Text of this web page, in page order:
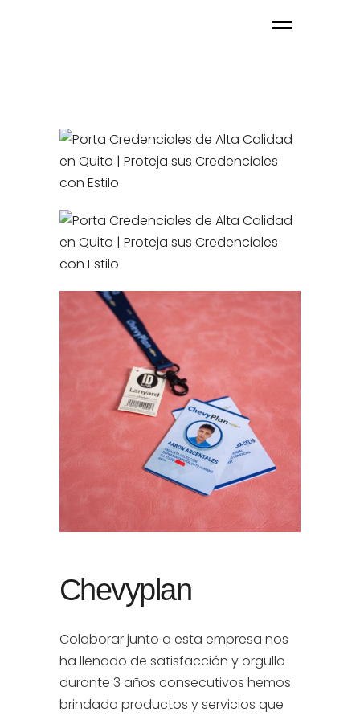
Chevyplan
Colaborar junto a esta empresa nos
ha llenado de satisfacción y orgullo
durante 3 años consecutivos hemos
brindado productos y servicios que